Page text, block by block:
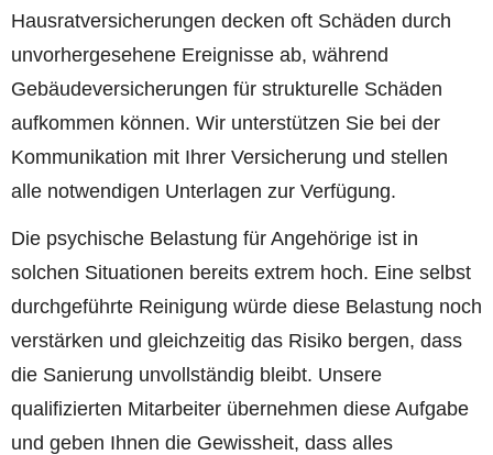
Hausratversicherungen decken oft Schäden durch
unvorhergesehene Ereignisse ab, während
Gebäudeversicherungen für strukturelle Schäden
aufkommen können. Wir unterstützen Sie bei der
Kommunikation mit Ihrer Versicherung und stellen
alle notwendigen Unterlagen zur Verfügung.
Die psychische Belastung für Angehörige ist in
solchen Situationen bereits extrem hoch. Eine selbst
durchgeführte Reinigung würde diese Belastung noch
verstärken und gleichzeitig das Risiko bergen, dass
die Sanierung unvollständig bleibt. Unsere
qualifizierten Mitarbeiter übernehmen diese Aufgabe
und geben Ihnen die Gewissheit, dass alles